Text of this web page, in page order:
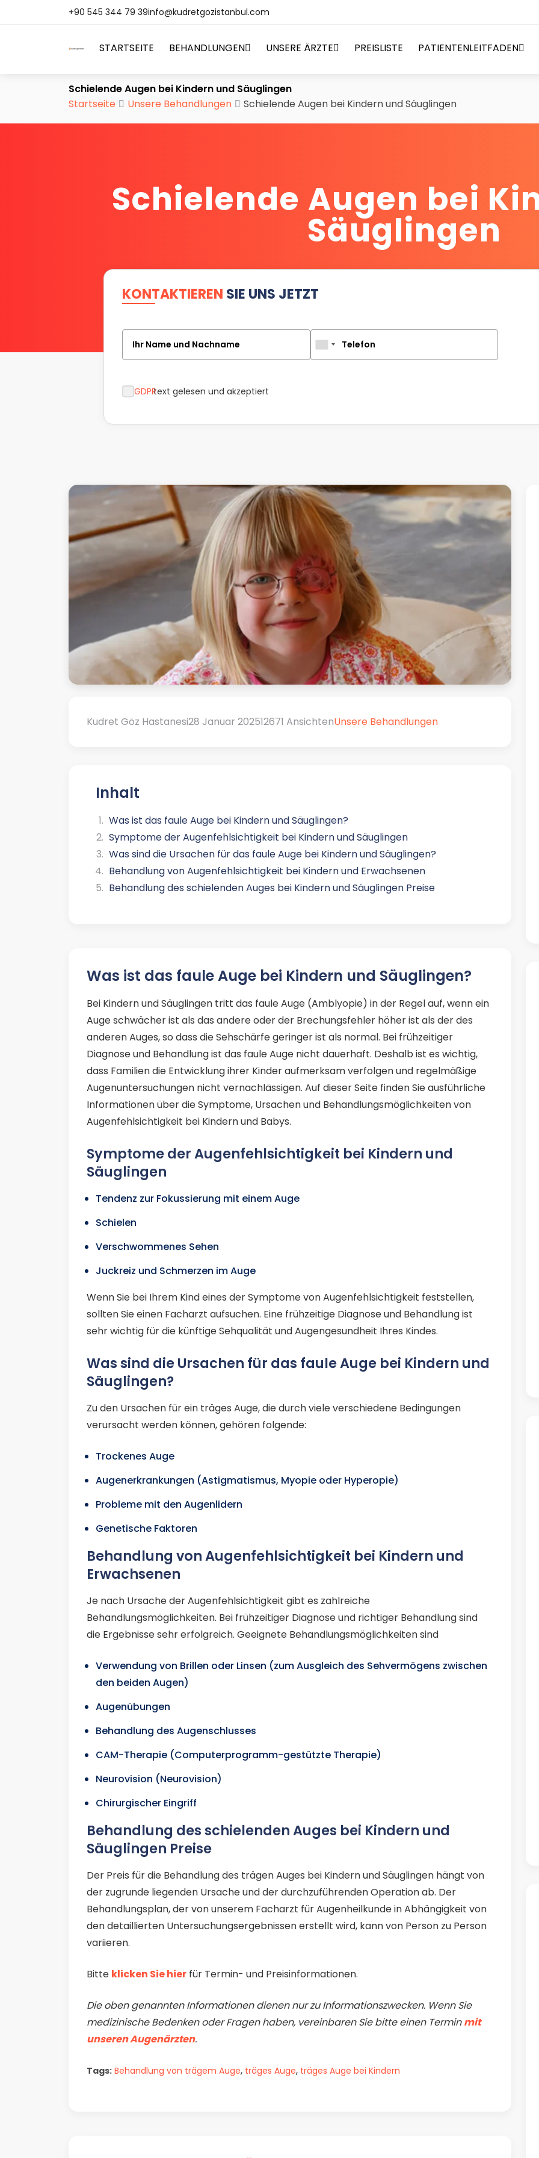
+90 545 344 79 39info@kudretgozistanbul.com
STARTSEITE BEHANDLUNGEN UNSERE ÄRZTE PREISLISTE PATIENTENLEITFADEN
Schielende Augen bei Kindern und Säuglingen
Startseite
Unsere Behandlungen Schielende Augen bei Kindern und Säuglingen
Schielende Augen bei
Säuglingen
KONTAKTIEREN SIE UNS JETZT
Ihr Name und Nachname Telefon
GDPRtext gelesen und akzeptiert
Kudret Göz Hastanesi28 Januar 202512671 AnsichtenUnsere Behandlungen
Inhalt
Was ist das faule Auge bei Kindern und Säuglingen?
Symptome der Augenfehlsichtigkeit bei Kindern und Säuglingen
Was sind die Ursachen für das faule Auge bei Kindern und Säuglingen?
Behandlung von Augenfehlsichtigkeit bei Kindern und Erwachsenen
Behandlung des schielenden Auges bei Kindern und Säuglingen Preise
Was ist das faule Auge bei Kindern und Säuglingen?
Bei Kindern und Säuglingen tritt das faule Auge (Amblyopie) in der Regel auf, wenn ein
Auge schwächer ist als das andere oder der Brechungsfehler höher ist als der des
anderen Auges, so dass die Sehschärfe geringer ist als normal. Bei frühzeitiger
Diagnose und Behandlung ist das faule Auge nicht dauerhaft. Deshalb ist es wichtig,
dass Familien die Entwicklung ihrer Kinder aufmerksam verfolgen und regelmäßige
Augenuntersuchungen nicht vernachlässigen. Auf dieser Seite finden Sie ausführliche
Informationen über die Symptome, Ursachen und Behandlungsmöglichkeiten von
Augenfehlsichtigkeit bei Kindern und Babys.
Symptome der Augenfehlsichtigkeit bei Kindern und
Säuglingen
Tendenz zur Fokussierung mit einem Auge
Schielen
Verschwommenes Sehen
Juckreiz und Schmerzen im Auge
Wenn Sie bei Ihrem Kind eines der Symptome von Augenfehlsichtigkeit feststellen,
sollten Sie einen Facharzt aufsuchen. Eine frühzeitige Diagnose und Behandlung ist
sehr wichtig für die künftige Sehqualität und Augengesundheit Ihres Kindes.
Was sind die Ursachen für das faule Auge bei Kindern und
Säuglingen?
Zu den Ursachen für ein träges Auge, die durch viele verschiedene Bedingungen
verursacht werden können, gehören folgende:
Trockenes Auge
Augenerkrankungen (Astigmatismus, Myopie oder Hyperopie)
Probleme mit den Augenlidern
Genetische Faktoren
Behandlung von Augenfehlsichtigkeit bei Kindern und
Erwachsenen
Je nach Ursache der Augenfehlsichtigkeit gibt es zahlreiche
Behandlungsmöglichkeiten. Bei frühzeitiger Diagnose und richtiger Behandlung sind
die Ergebnisse sehr erfolgreich. Geeignete Behandlungsmöglichkeiten sind
Verwendung von Brillen oder Linsen (zum Ausgleich des Sehvermögens zwischen
den beiden Augen)
Augenübungen
Behandlung des Augenschlusses
CAM-Therapie (Computerprogramm-gestützte Therapie)
Neurovision (Neurovision)
Chirurgischer Eingriff
Behandlung des schielenden Auges bei Kindern und
Säuglingen Preise
Der Preis für die Behandlung des trägen Auges bei Kindern und Säuglingen hängt von
der zugrunde liegenden Ursache und der durchzuführenden Operation ab. Der
Behandlungsplan, der von unserem Facharzt für Augenheilkunde in Abhängigkeit von
den detaillierten Untersuchungsergebnissen erstellt wird, kann von Person zu Person
variieren.
Bitte klicken Sie hier für Termin- und Preisinformationen.
Die oben genannten Informationen dienen nur zu Informationszwecken. Wenn Sie
medizinische Bedenken oder Fragen haben, vereinbaren Sie bitte einen Terminmit
unseren Augenärzten.
Tags: Behandlung von trägem Auge, träges Auge, träges Auge bei Kindern